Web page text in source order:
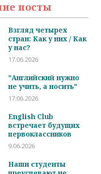
посты
Взгляд четырех
стран: Как у них / Как
у нас?
17.06.2026
"Английский нужно
не учить, а носить"
17.06.2026
English Club
встречает будущих
первоклассников
9.06.2026
Наши студенты